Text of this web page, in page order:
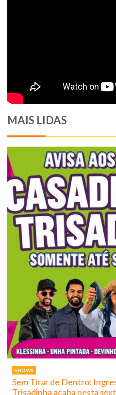
MAIS LIDAS
SHOWS
Sem Tirar de Dentro:
Trisadinha acaba nesta